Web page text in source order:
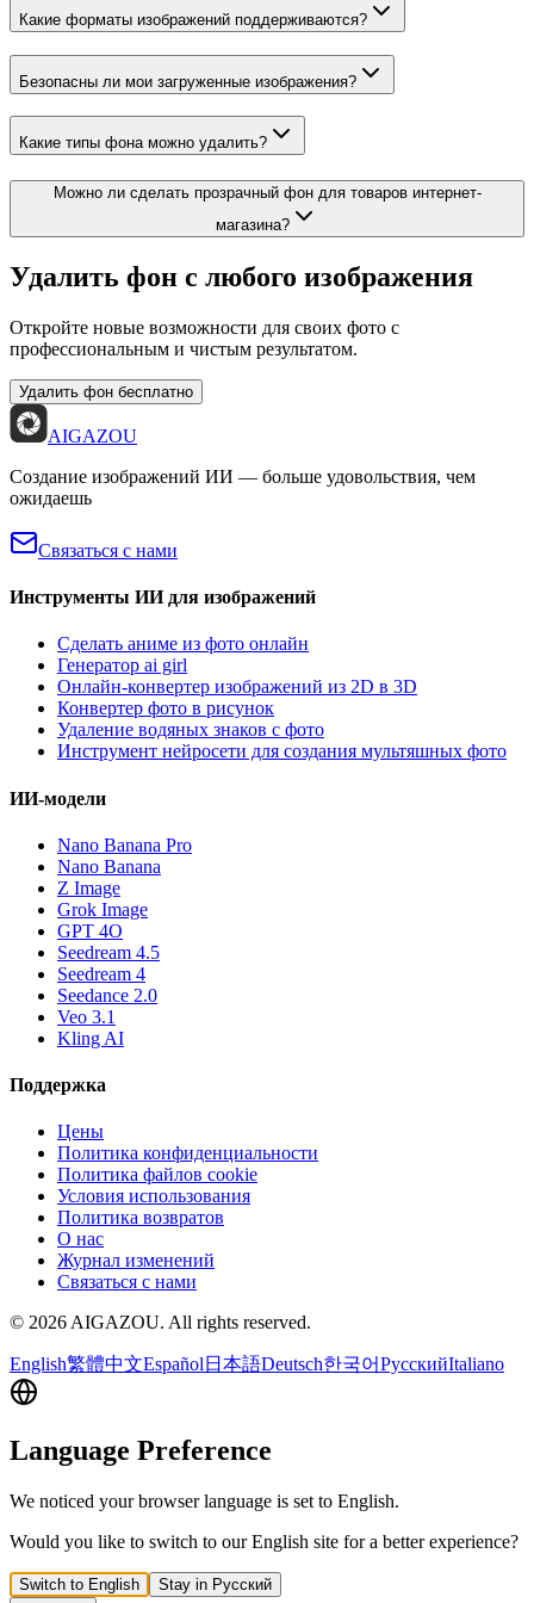
Какие форматы изображений поддерживаются?
Безопасны ли мои загруженные изображения?
Какие типы фона можно удалить?
Можно ли сделать прозрачный фон для товаров интернет-
магазина?
Удалить фон с любого изображения
Откройте новые возможности для своих фото с
профессиональным и чистым результатом.
Удалить фон бесплатно
AIGAZOU
Создание изображений ИИ — больше удовольствия, чем
ожидаешь
Связаться с нами
Инструменты ИИ для изображений
Сделать аниме из фото онлайн
Генератор ai girl
Онлайн-конвертер изображений из 2D в 3D
Конвертер фото в рисунок
Удаление водяных знаков с фото
Инструмент нейросети для создания мультяшных фото
ИИ-модели
Nano Banana Pro
Nano Banana
Z Image
Grok Image
GPT 4O
Seedream 4.5
Seedream 4
Seedance 2.0
Veo 3.1
Kling AI
Поддержка
Цены
Политика конфиденциальности
Политика файлов cookie
Условия использования
Политика возвратов
О нас
Журнал изменений
Связаться с нами
© 2026 AIGAZOU. All rights reserved.
English繁體中文Español 日本語Deutsch한국어РусскийItaliano
Language Preference
We noticed your browser language is set to English.
Would you like to switch to our English site for a better experience?
Switch to English Stay in Русский